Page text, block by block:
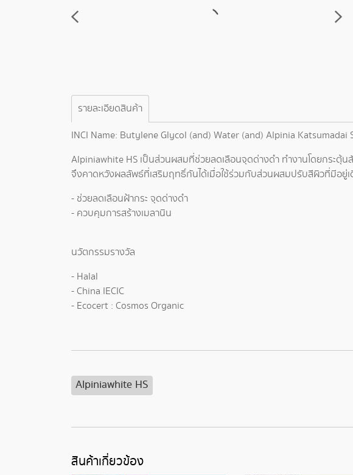
รายละเอียดสินค้า
INCI Name: Butylene Glycol (and) Water (and) Alpinia Katsumadai
Alpiniawhite HS เป็นส่วนผสมที่ช่วยลดเลือนจุดด่างดำ ทำงานโดยกระตุ้
จึงคาดหวังผลลัพธ์ที่เสริมฤทธิ์กันได้เมื่อใช้ร่วมกับส่วนผสมปรับสีผิวที่มีอยู่
- ช่วยลดเลือนฝ้ากระ จุดด่างดำ
- ควบคุมการสร้างเมลานิน
นวัตกรรมรางวัล
- Halal
- China IECIC
- Ecocert : Cosmos Organic
Alpiniawhite HS
สินค้าเกี่ยวข้อง